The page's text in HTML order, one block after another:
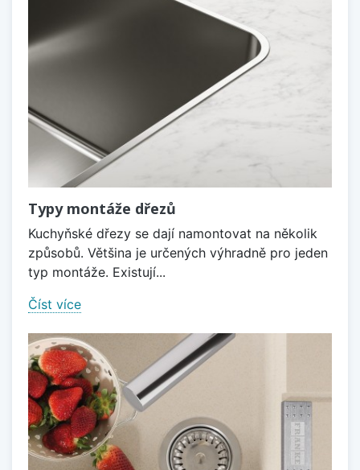
Typy montáže dřezů
Kuchyňské dřezy se dají namontovat na několik
způsobů. Většina je určených výhradně pro jeden
typ montáže. Existují...
Číst více